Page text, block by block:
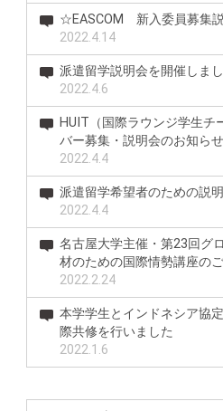
☆EASCOM 新入委員募集
2022.4.14
派遣留学説明会を開催しま
2022.4.6
HUIT（国際ラウンジ学生チ
バー募集・説明会のお知らせ
2022.4.4
派遣留学希望者のための説
2022.4.4
名古屋大学主催・第23回グ
材のための国際情勢講座の
2022.2.24
本学学生とインドネシア協
際共修を行いました
2022.1.6